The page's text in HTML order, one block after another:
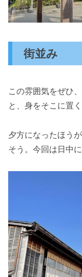
街並み
この雰囲気をぜひ
と、身をそこに置
夕方になったほう
そう。今回は日中に